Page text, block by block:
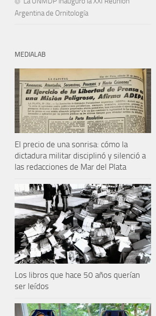
Argentina de Ornitología
MEDIALAB
El precio de una sonrisa: cómo la
dictadura militar disciplinó y silenció a
las redacciones de Mar del Plata
Los libros que hace 50 años querían
ser leídos